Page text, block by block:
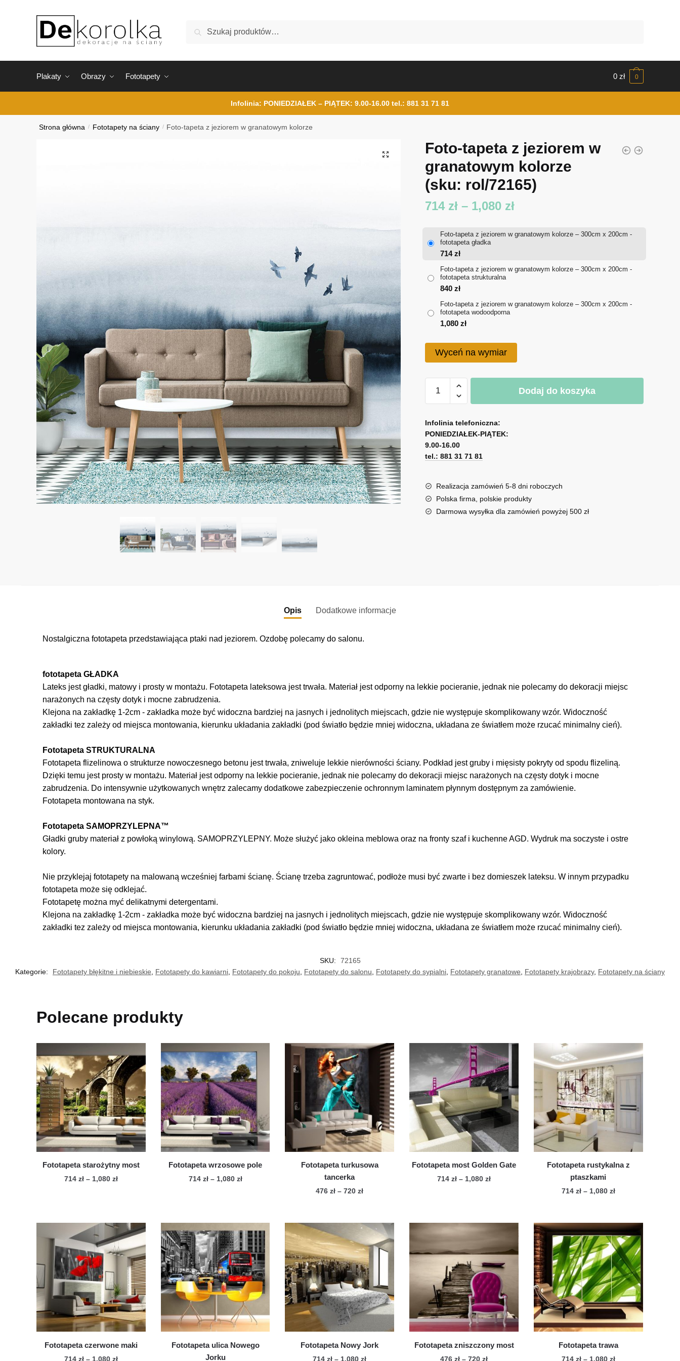
Szukaj
Plakaty Obrazy Fototapety 0 zł 0
Infolinia: PONIEDZIAŁEK – PIĄTEK: 9.00-16.00 tel.: 881 31 71 81
Strona główna / Fototapety na ściany / Foto-tapeta z jeziorem w granatowym kolorze
Foto-tapeta z jeziorem w
granatowym kolorze
(sku: rol/72165)
714 zł – 1,080 złZakres
1,080 zł
Foto-tapeta z jeziorem w granatowym kolorze – 300cm x 200cm -
fototapeta gładka
714zł
Foto-tapeta z jeziorem w granatowym kolorze – 300cm x 200cm -
fototapeta strukturalna
840 zł
Foto-tapeta z jeziorem w granatowym kolorze – 300cm x 200cm -
fototapeta wodoodporna
1,080 zł
Wyceń na wymiar
Foto-
z
jeziorem
w
granatowym
Dodaj do koszyka
l
t
e
r
a
t
i
Infolinia telefoniczna:
PONIEDZIAŁEK-PIĄTEK:
9.00-16.00
tel.: 881 31 71 81
Realizacja zamówień 5-8 dni roboczych
Polska firma, polskie produkty
Darmowa wysyłka dla zamówień powyżej 500 zł
Opis Dodatkowe informacje
Nostalgiczna fototapeta przedstawiająca ptaki nad jeziorem. Ozdobę polecamy do salonu.
fototapeta GŁADKA
Lateks jest gładki, matowy i prosty w montażu. Fototapeta lateksowa jest trwała. Materiał jest odporny na lekkie pocieranie, jednak nie polecamy do dekoracji miejsc
narażonych na częsty dotyk i mocne zabrudzenia.
Klejona na zakładkę 1-2cm - zakładka może być widoczna bardziej na jasnych i jednolitych miejscach, gdzie nie występuje skomplikowany wzór. Widoczność
zakładki tez zależy od miejsca montowania, kierunku układania zakładki (pod światło będzie mniej widoczna, układana ze światłem może rzucać minimalny cień).
Fototapeta STRUKTURALNA
Fototapeta flizelinowa o strukturze nowoczesnego betonu jest trwała, zniweluje lekkie nierówności ściany. Podkład jest gruby i mięsisty pokryty od spodu flizeliną.
Dzięki temu jest prosty w montażu. Materiał jest odporny na lekkie pocieranie, jednak nie polecamy do dekoracji miejsc narażonych na częsty dotyk i mocne
zabrudzenia. Do intensywnie użytkowanych wnętrz zalecamy dodatkowe zabezpieczenie ochronnym laminatem płynnym dostępnym za zamówienie.
Fototapeta montowana na styk.
Fototapeta SAMOPRZYLEPNA™
Gładki gruby materiał z powłoką winylową. SAMOPRZYLEPNY. Może służyć jako okleina meblowa oraz na fronty szaf i kuchenne AGD. Wydruk ma soczyste i ostre
kolory.
Nie przyklejaj fototapety na malowaną wcześniej farbami ścianę. Ścianę trzeba zagruntować, podłoże musi być zwarte i bez domieszek lateksu. W innym przypadku
fototapeta może się odklejać.
Fototapetę można myć delikatnymi detergentami.
Klejona na zakładkę 1-2cm - zakładka może być widoczna bardziej na jasnych i jednolitych miejscach, gdzie nie występuje skomplikowany wzór. Widoczność
zakładki tez zależy od miejsca montowania, kierunku układania zakładki (pod światło będzie mniej widoczna, układana ze światłem może rzucać minimalny cień).
SKU:
72165
Kategorie:
Fototapety błękitne i niebieskie Fototapety do kawiarni Fototapety do pokoju Fototapety do salonu Fototapety do sypialni Fototapety granatowe Fototapety krajobrazy, Fototapety na ściany
Polecane produkty
Fototapeta starożytny most
714 zł – 1,080 złZakres
do
1,080 zł
ma
wiele
wariantów.
Opcje
można
wybrać
stronie
produktu
Fototapeta wrzosowe pole
714 zł – 1,080 złZakres
do
1,080 zł
ma
wiele
wariantów.
Opcje
można
wybrać
na
stronie
produktu
Fototapeta turkusowa
tancerka
476zł – 720złZakres
476 zł
720 zł
produkt
wiele
wariantów.
Opcje
można
wybrać
na
stronie
Fototapeta most Golden Gate
714zł – 1,080złZakres
do
ma
wiele
wariantów.
Opcje
można
wybrać
na
stronie
produktu
Fototapeta rustykalna z
ptaszkami
714 zł – 1,080 złZakres
714 zł
do
1,080 zł
produkt
ma
wiele
wariantów.
Opcje
można
wybrać
na
stronie
Fototapeta czerwone maki
714 zł – 1,080 złZakres
Fototapeta ulica Nowego
Jorku
Fototapeta Nowy Jork
714zł – 1,080złZakres
Fototapeta zniszczony most
476zł – 720złZakres
Fototapeta trawa
714 zł – 1,080 złZakres